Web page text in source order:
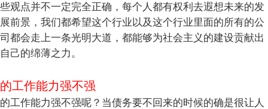
些观点并不一定完全正确，每个人都有权利去遐想未来的发
展前景，我们都希望这个行业以及这个行业里面的所有的公
司都会走上一条光明大道，都能够为社会主义的建设贡献出
自己的绵薄之力。
的工作能力强不强
的工作能力强不强呢？当债务要不回来的时候的确是很让人